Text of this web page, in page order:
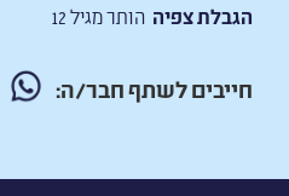
הגבלת צפיה הותר מגיל 12
חייבים לשתף חבר/ה: